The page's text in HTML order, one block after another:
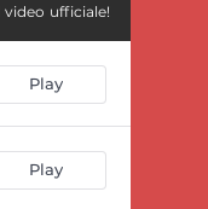
ufficiale!
Play
Play